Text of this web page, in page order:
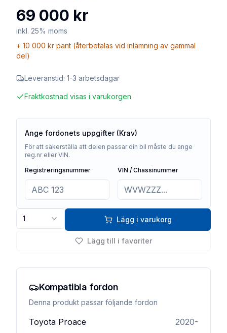
69 000 kr
inkl. 25% moms
+ 10 000 kr pant (återbetalas vid inlämning av gammal
del)
Leveranstid: 1-3 arbetsdagar
Fraktkostnad visas i varukorgen
Ange fordonets uppgifter (Krav)
För att säkerställa att delen passar din bil måste du ange
reg.nr eller VIN.
Registreringsnummer
VIN / Chassinummer
1 Lägg i varukorg
Lägg till i favoriter
Kompatibla fordon
Denna produkt passar följande fordon
Toyota Proace 2020-